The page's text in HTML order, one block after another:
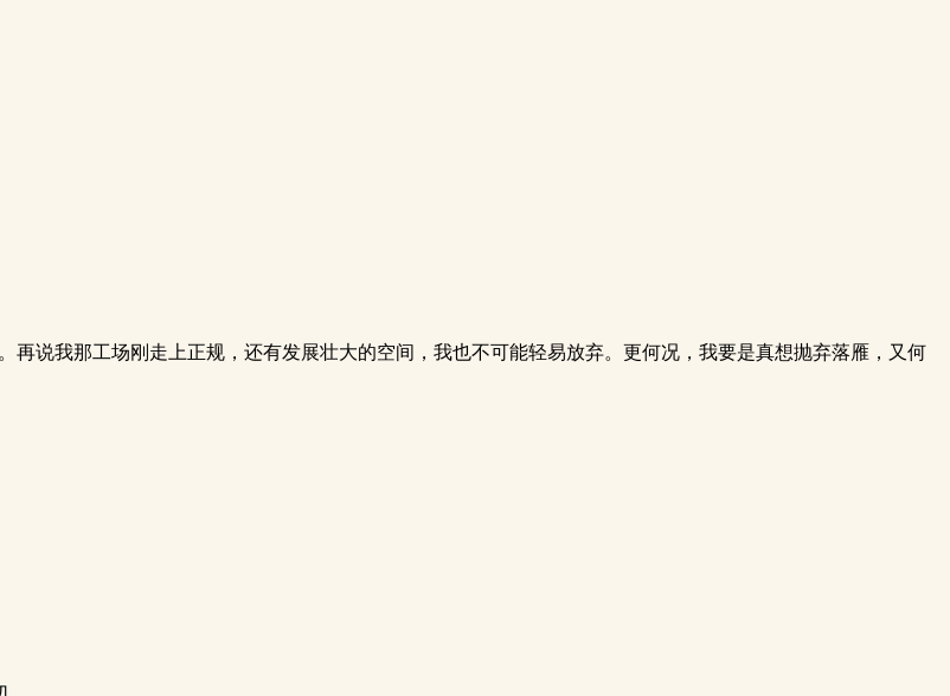
说我那工场刚走上正规，还有发展壮大的空间，我也不可能轻易放弃。更何况，我要是真想抛弃落雁，又何